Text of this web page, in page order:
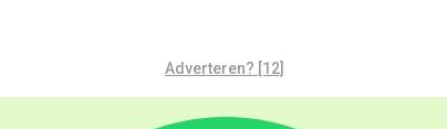
Adverteren? [12]